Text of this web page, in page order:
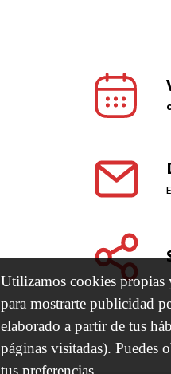
Utilizamos cookies propias
para mostrarte publicidad
elaborado a partir de tus
páginas visitadas). Puedes
tus preferencias.